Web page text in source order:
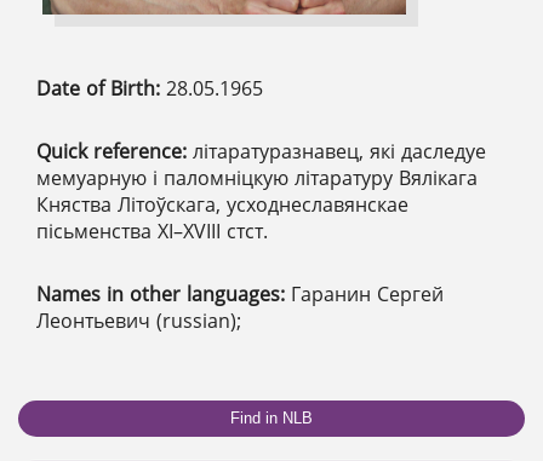
Date of Birth: 28.05.1965
Quick reference: літаратуразнавец, які даследуе
мемуарную і паломніцкую літаратуру Вялікага
Княства Літоўскага, усходнеславянскае
пісьменства ХІ–ХVІІІ стст.
Names in other languages: Гаранин Сергей
Леонтьевич (russian);
Find in NLB